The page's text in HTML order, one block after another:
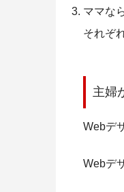
ママな
それぞ
主婦
Webデ
Webデ